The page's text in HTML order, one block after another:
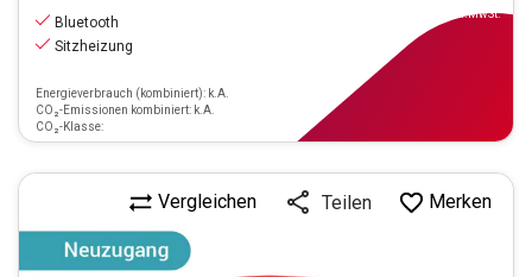
Bluetooth
Sitzheizung
Energieverbrauch (kombiniert): k.A.
CO₂-Emissionen kombiniert: k.A.
CO₂-Klasse:
inkl.MwSt.
Vergleichen Teilen Merken